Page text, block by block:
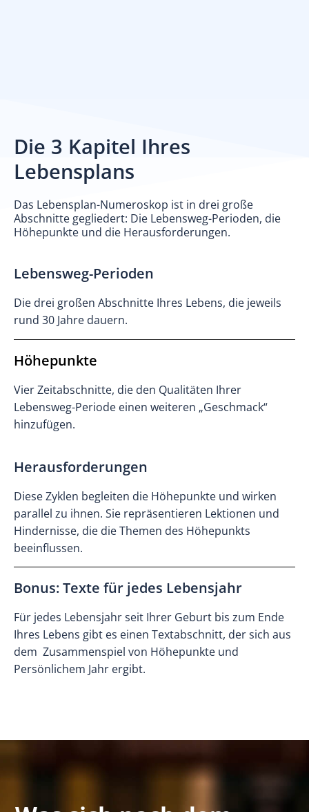
Die 3 Kapitel Ihres
Lebensplans
Das Lebensplan-Numeroskop ist in drei große
Abschnitte gegliedert: Die Lebensweg-Perioden, die
Höhepunkte und die Herausforderungen.
Lebensweg-Perioden
Die drei großen Abschnitte Ihres Lebens, die jeweils
rund 30 Jahre dauern.
Höhepunkte
Vier Zeitabschnitte, die den Qualitäten Ihrer
Lebensweg-Periode einen weiteren „Geschmack“
hinzufügen.
Herausforderungen
Diese Zyklen begleiten die Höhepunkte und wirken
parallel zu ihnen. Sie repräsentieren Lektionen und
Hindernisse, die die Themen des Höhepunkts
beeinflussen.
Bonus: Texte für jedes Lebensjahr
Für jedes Lebensjahr seit Ihrer Geburt bis zum Ende
Ihres Lebens gibt es einen Textabschnitt, der sich aus
dem Zusammenspiel von Höhepunkte und
Persönlichem Jahr ergibt.